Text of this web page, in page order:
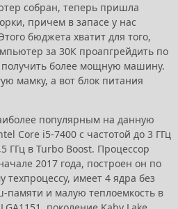
собран, теперь пришла
причем в запасе у нас
бюджета хватит для того,
за 30К проапгрейдить по
более мощную машину.
мамку, а вот блок питания
популярным на данную
Core i5-7400 с частотой до 3 ГГц
ГГц в Turbo Boost. Процессор
2017 года, построен он по
техпроцессу, имеет 4 ядра без
и малую теплоемкость в